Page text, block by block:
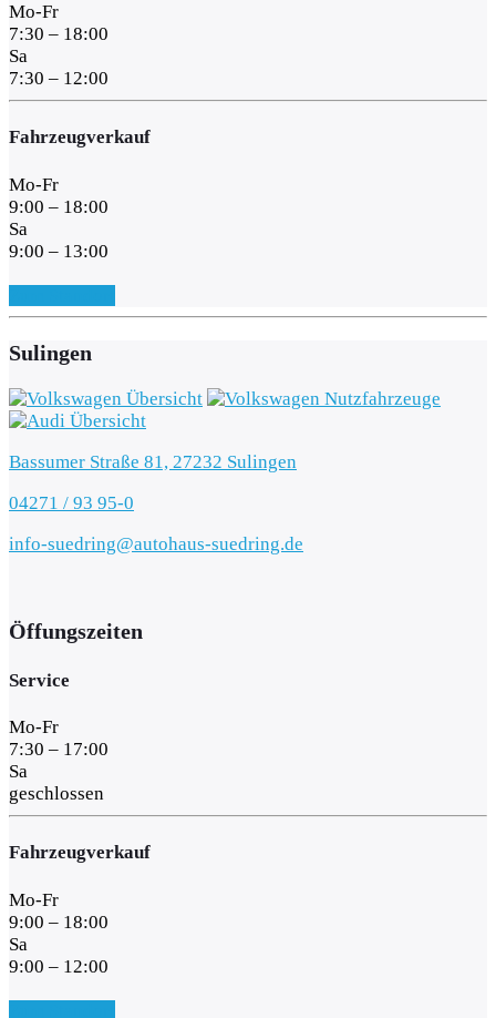
Mo-Fr
7:30 – 18:00
Sa
7:30 – 12:00
Fahrzeugverkauf
Mo-Fr
9:00 – 18:00
Sa
9:00 – 13:00
Sulingen
Bassumer Straße 81, 27232 Sulingen
04271 / 93 95-0
info-suedring@autohaus-suedring.de
Öffungszeiten
Service
Mo-Fr
7:30 – 17:00
Sa
geschlossen
Fahrzeugverkauf
Mo-Fr
9:00 – 18:00
Sa
9:00 – 12:00